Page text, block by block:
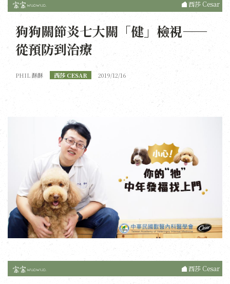
西莎 Cesar
狗狗關節炎七大關「健」檢視——
從預防到治療
PHIL 酥酥 西莎 CESAR 2019/12/16
西莎 Cesar